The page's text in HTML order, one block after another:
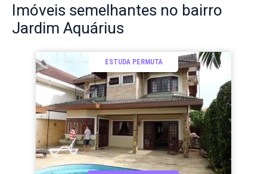
Imóveis semelhantes no bairro
Jardim Aquárius
ESTUDA PERMUTA